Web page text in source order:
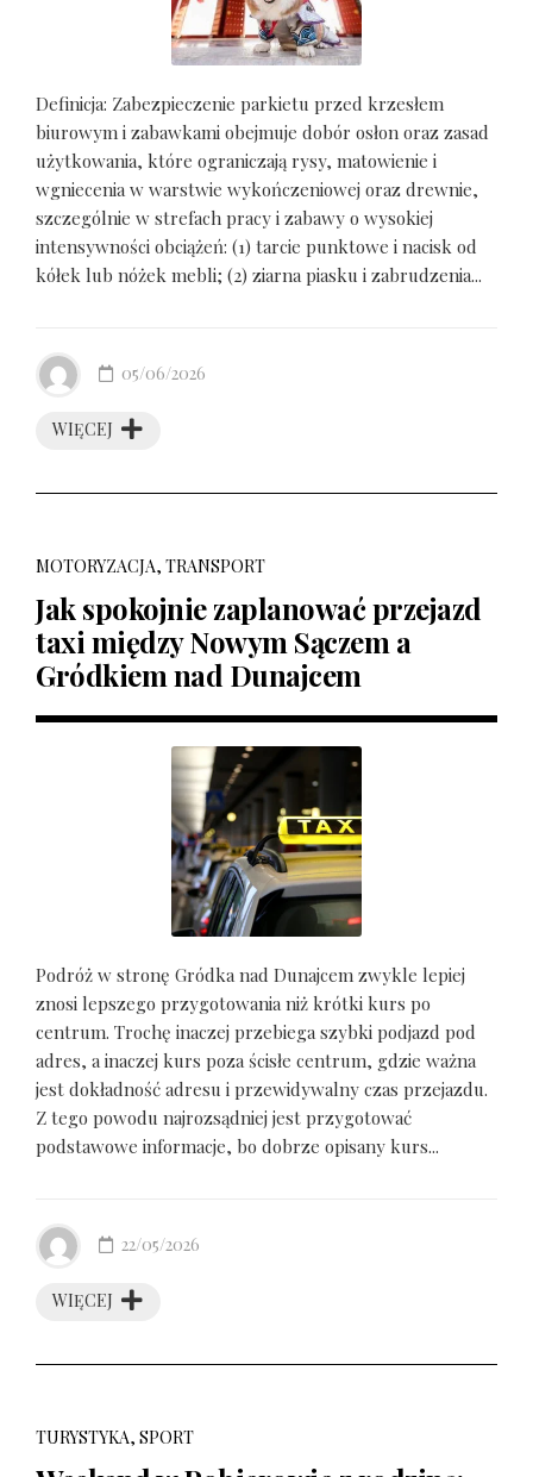
Definicja: Zabezpieczenie parkietu przed krzesłem
biurowym i zabawkami obejmuje dobór osłon oraz zasad
użytkowania, które ograniczają rysy, matowienie i
wgniecenia w warstwie wykończeniowej oraz drewnie,
szczególnie w strefach pracy i zabawy o wysokiej
intensywności obciążeń: (1) tarcie punktowe i nacisk od
kółek lub nóżek mebli; (2) ziarna piasku i zabrudzenia...
WIĘCEJ
05/06/2026
MOTORYZACJA, TRANSPORT
Jak spokojnie zaplanować przejazd
taxi między Nowym Sączem a
Gródkiem nad Dunajcem
Podróż w stronę Gródka nad Dunajcem zwykle lepiej
znosi lepszego przygotowania niż krótki kurs po
centrum. Trochę inaczej przebiega szybki podjazd pod
adres, a inaczej kurs poza ścisłe centrum, gdzie ważna
jest dokładność adresu i przewidywalny czas przejazdu.
Z tego powodu najrozsądniej jest przygotować
podstawowe informacje, bo dobrze opisany kurs...
WIĘCEJ
22/05/2026
TURYSTYKA, SPORT